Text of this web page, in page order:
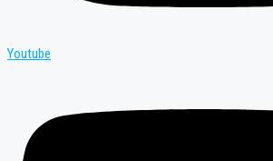
Youtube